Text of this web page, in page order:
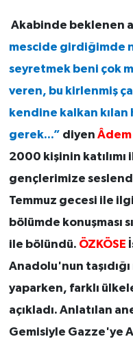
Akabinde beklenen
mescide girdiğimde
seyretmek beni çok
veren, bu kirlenmiş
kendine kalkan kılan
gerek...” diyen Âdem
2000 kişinin
gençlerimize
Temmuz gecesi ile
bölümde konuşması
ile bölündü. ÖZKÖSE
Anadolu'nun
yaparken, farklı
açıkladı. Anlatılan
Gemisiyle Gazze'ye